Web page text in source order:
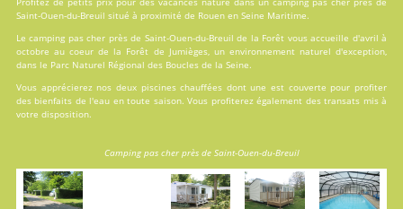
Saint-Ouen-du-Breuil situé à proximité de Rouen en Seine Maritime.
Le camping pas cher près de Saint-Ouen-du-Breuil de la Forêt vous accueille d'avril à
octobre au coeur de la Forêt de Jumièges, un environnement naturel d'exception,
dans le Parc Naturel Régional des Boucles de la Seine.
Vous apprécierez nos deux piscineschauffées dont une est couverte pour profiter
des bienfaits de l'eau en toute saison. Vous profiterez également des transats mis à
votre disposition.
Camping pas cher près de Saint-Ouen-du-Breuil